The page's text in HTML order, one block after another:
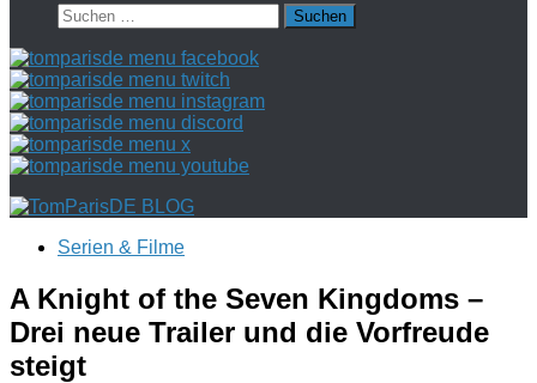
Suchen
nach:
Serien & Filme
A Knight of the Seven Kingdoms –
Drei neue Trailer und die Vorfreude
steigt